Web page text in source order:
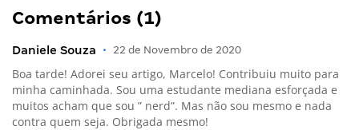
Comentários (1)
Daniele Souza • 22 de Novembro de 2020
Boa tarde! Adorei seu artigo, Marcelo! Contribuiu muito para
minha caminhada. Sou uma estudante mediana esforçada e
muitos acham que sou ” nerd”. Mas não sou mesmo e nada
contra quem seja. Obrigada mesmo!